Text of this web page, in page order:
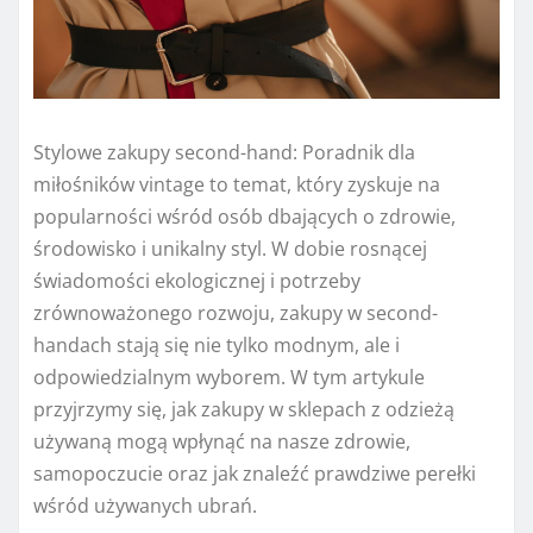
Stylowe zakupy second-hand: Poradnik dla
miłośników vintage to temat, który zyskuje na
popularności wśród osób dbających o zdrowie,
środowisko i unikalny styl. W dobie rosnącej
świadomości ekologicznej i potrzeby
zrównoważonego rozwoju, zakupy w second-
handach stają się nie tylko modnym, ale i
odpowiedzialnym wyborem. W tym artykule
przyjrzymy się, jak zakupy w sklepach z odzieżą
używaną mogą wpłynąć na nasze zdrowie,
samopoczucie oraz jak znaleźć prawdziwe perełki
wśród używanych ubrań.